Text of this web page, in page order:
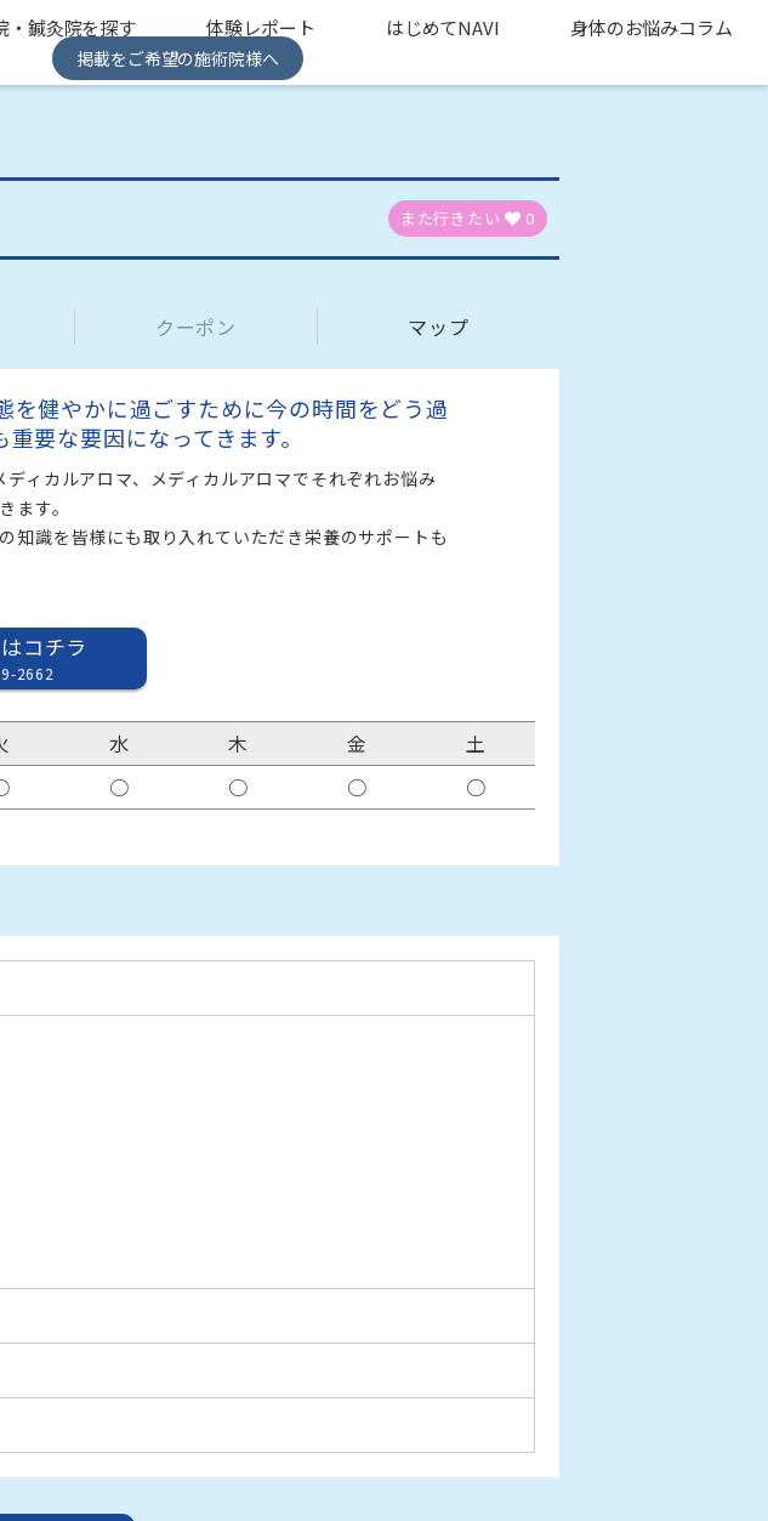
・鍼灸院を探す 体験レポート はじめてNAVI 身体のお悩みコラム
掲載をご希望の施術院様へ
また行きたい 0
クーポン マップ
を健やかに過ごすために今の時間をどう過
ィカルアロマ、メディカルアロマでそれぞれお悩み
ます。
知識を皆様にも取り入れていただき栄養のサポートも
コチラ
2662
水 木 金 土
○ ○ ○ ○